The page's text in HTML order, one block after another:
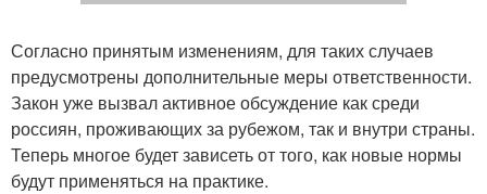
Согласно принятым изменениям, для таких случаев
предусмотрены дополнительные меры ответственности.
Закон уже вызвал активное обсуждение как среди
россиян, проживающих за рубежом, так и внутри страны.
Теперь многое будет зависеть от того, как новые нормы
будут применяться на практике.